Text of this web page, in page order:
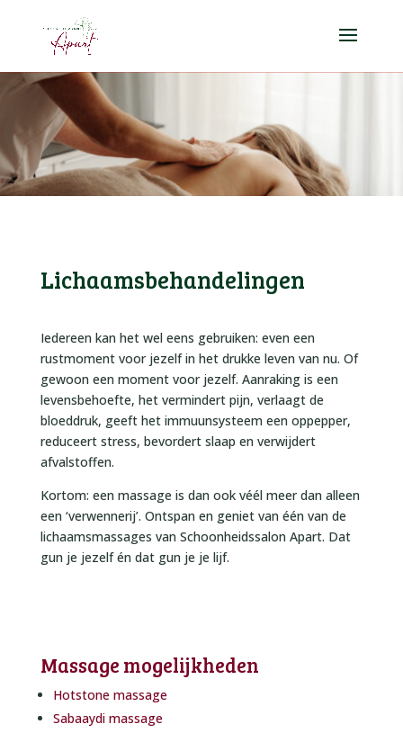
Lichaamsbehandelingen
Iedereen kan het wel eens gebruiken: even een
rustmoment voor jezelf in het drukke leven van nu. Of
gewoon een moment voor jezelf. Aanraking is een
levensbehoefte, het vermindert pijn, verlaagt de
bloeddruk, geeft het immuunsysteem een oppepper,
reduceert stress, bevordert slaap en verwijdert
afvalstoffen.
Kortom: een massage is dan ook véél meer dan alleen
een ‘verwennerij’. Ontspan en geniet van één van de
lichaamsmassages van Schoonheidssalon Apart. Dat
gun je jezelf én dat gun je je lijf.
Massage mogelijkheden
Hotstone massage
Sabaaydi massage